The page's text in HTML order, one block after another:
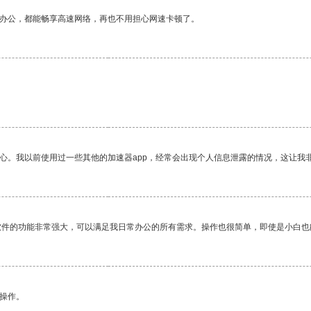
，都能畅享高速网络，再也不用担心网速卡顿了。
我以前使用过一些其他的加速器app，经常会出现个人信息泄露的情况，这让我
的功能非常强大，可以满足我日常办公的所有需求。操作也很简单，即使是小白
作。